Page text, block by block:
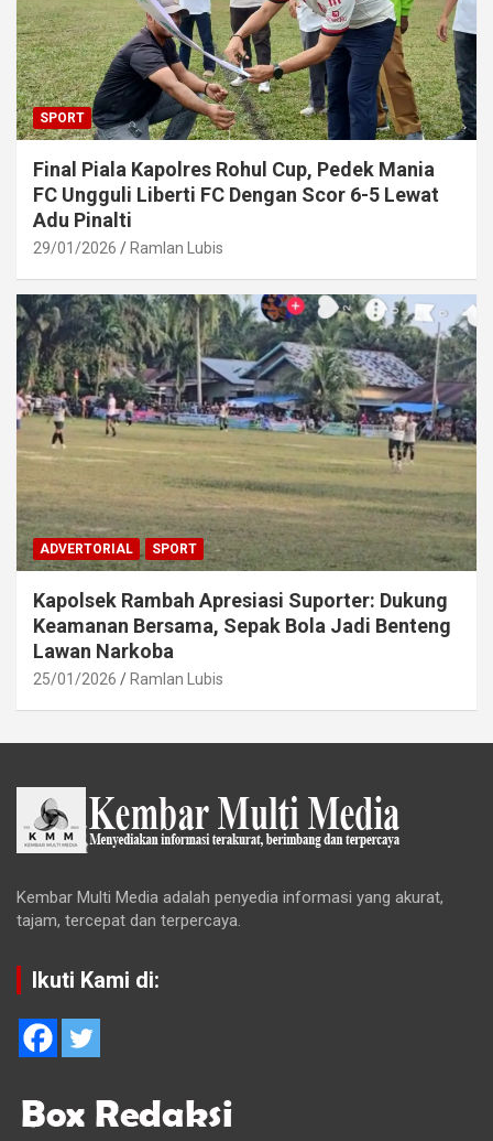
SPORT
Final Piala Kapolres Rohul Cup, Pedek Mania
FC Ungguli Liberti FC Dengan Scor 6-5 Lewat
Adu Pinalti
29/01/2026 Ramlan Lubis
ADVERTORIAL SPORT
Kapolsek Rambah Apresiasi Suporter: Dukung
Keamanan Bersama, Sepak Bola Jadi Benteng
Lawan Narkoba
25/01/2026 Ramlan Lubis
Kembar Multi Media adalah penyedia informasi yang akurat,
tajam, tercepat dan terpercaya.
Ikuti Kami di: